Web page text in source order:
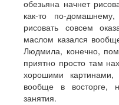
обезьяна начнет
как-то по-
рисовать совсем
маслом казался
Людмила, конечно,
приятно просто там
хорошими
вообще в восторге,
занятия.